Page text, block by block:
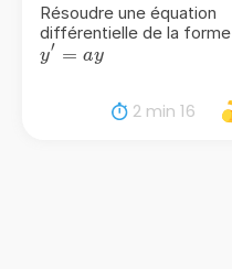
Résoudre une équation
différentielle de la forme
y'=ay
y′ = ay
2 min 16